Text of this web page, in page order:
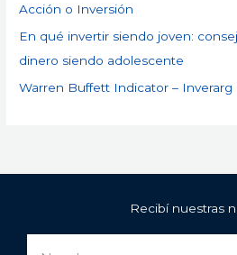
Acción o Inversión
En qué invertir siendo joven:
dinero siendo adolescente
Warren Buffett Indicator – Inverarg
Recibí nuestras